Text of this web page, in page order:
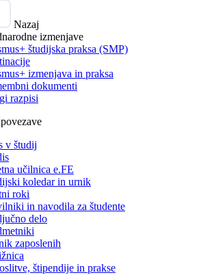
Nazaj
izmenjave
študijska praksa (SMP)
izmenjava in praksa
dokumenti
razpisi
v študij
učilnica e.FE
koledar in urnik
roki
in navodila za študente
delo
zaposlenih
štipendije in prakse